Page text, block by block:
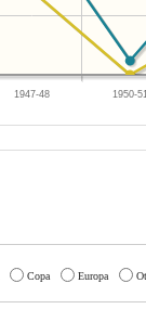
1947-48 1950-
Copa Europa